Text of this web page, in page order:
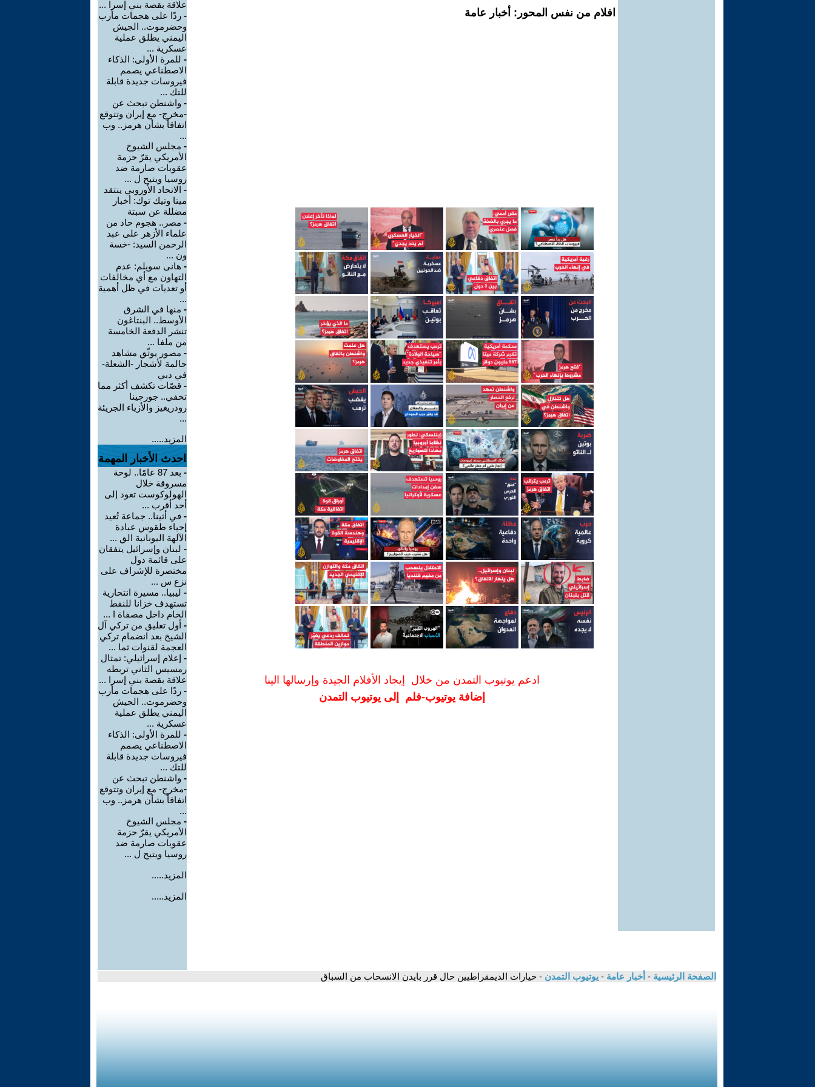
افلام من نفس المحور: أخبار عامة
ادعم يوتيوب التمدن من خلال إيجاد الأفلام الجيدة وإرسالها الينا
إضافة يوتيوب-فلم إلى يوتيوب التمدن
علاقة بقصة بني إسرا ...
- ردًا على هجمات مأرب
وحضرموت.. الجيش
اليمني يطلق عملية
عسكرية ...
- للمرة الأولى: الذكاء
الاصطناعي يصمم
فيروسات جديدة قابلة
للتك ...
- واشنطن تبحث عن
-مخرج- مع إيران وتتوقع
اتفاقاً بشأن هرمز.. وب
...
- مجلس الشيوخ
الأمريكي يقرّ حزمة
عقوبات صارمة ضد
روسيا ويتيح ل ...
- الاتحاد الأوروبي ينتقد
ميتا وتيك توك: أخبار
مضللة عن سبتة
- مصر.. هجوم حاد من
علماء الأزهر على عبد
الرحمن السيد: -خسة
ون ...
- هانى سويلم: عدم
التهاون مع أي مخالفات
أو تعديات في ظل أهمية
...
- منها في الشرق
الأوسط.. البنتاغون
تنشر الدفعة الخامسة
من ملفا ...
- مصور يوثّق مشاهد
حالمة لأشجار -الشعلة-
في دبي
- قصّات تكشف أكثر مما
تخفي.. جورجينا
رودريغيز والأزياء الجريئة
...
المزيد.....
احدث الأخبار المهمة
-
بعد 87 عامًا.. لوحة
مسروقة خلال
الهولوكوست تعود إلى
أحد أقرب ...
- في أثينا.. جماعة تُعيد
إحياء طقوس عبادة
الآلهة اليونانية الق ...
- لبنان وإسرائيل يتفقان
على قائمة دول
مختصرة للإشراف على
نزع س ...
- ليبيا.. مسيرة انتحارية
تستهدف خزانا للنفط
الخام داخل مصفاة ا ...
- أول تعليق من تركي آل
الشيخ بعد انضمام تركي
العجمة لقنوات ثما ...
- إعلام إسرائيلي: تمثال
رمسيس الثاني تربطه
علاقة بقصة بني إسرا ...
- ردًا على هجمات مأرب
وحضرموت.. الجيش
اليمني يطلق عملية
عسكرية ...
- للمرة الأولى: الذكاء
الاصطناعي يصمم
فيروسات جديدة قابلة
للتك ...
- واشنطن تبحث عن
-مخرج- مع إيران وتتوقع
اتفاقاً بشأن هرمز.. وب
...
- مجلس الشيوخ
الأمريكي يقرّ حزمة
عقوبات صارمة ضد
روسيا ويتيح ل ...
المزيد.....
المزيد.....
الصفحة الرئيسية - أخبار عامة - يوتيوب التمدن - خيارات الديمقراطيين حال قرر بايدن الانسحاب من السباق